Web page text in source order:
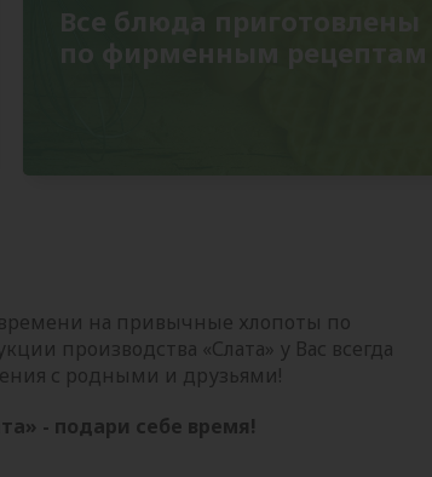
Все блюда приготовлены
по фирменным рецептам
на привычные хлопоты по
производства «Слата» у Вас всегда
с родными и друзьями!
- подари себе время!